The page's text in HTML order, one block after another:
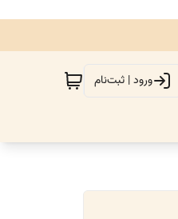
ورود | ثبت‌نام